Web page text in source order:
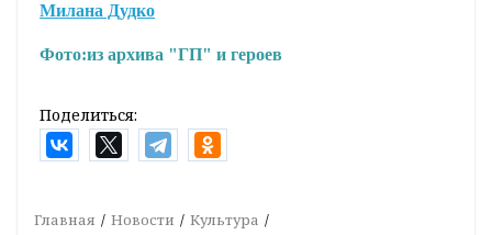
Милана Дудко
Фото:из архива "ГП" и героев
Поделиться:
Главная Новости Культура